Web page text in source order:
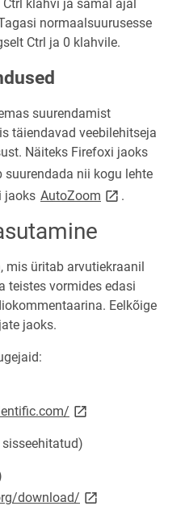
klahvi ja samal ajal
normaalsuurusesse
Ctrl ja 0 klahvile.
suurendamist
täiendavad veebilehitseja
Näiteks Firefoxi jaoks
page
suurendada nii kogu lehte
jaoks AutoZoom link opens on
.
mis üritab arvutiekraanil
teistes vormides edasi
Eelkõige
jaoks.
link opens on new
sisseehitatud)
download/ link opens on